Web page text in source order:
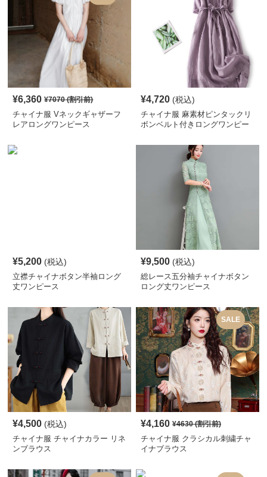
¥6,360 ¥7070(割引前)
チャイナ服 Vネックギャザーフ
レアロングワンピース
¥4,720 (税込)
チャイナ服 麻素材ピンタックリ
ボンベルト付きロングワンピー
¥5,200 (税込)
立襟チャイナボタン半袖ロング
丈ワンピース
¥9,500 (税込)
総レース五分袖チャイナボタン
ロング丈ワンピース
¥4,500 (税込)
チャイナ服 チャイナカラー リネ
ンブラウス
SALE
¥4,160 ¥4630(割引前)
チャイナ服 クラシカル刺繍チャ
イナブラウス